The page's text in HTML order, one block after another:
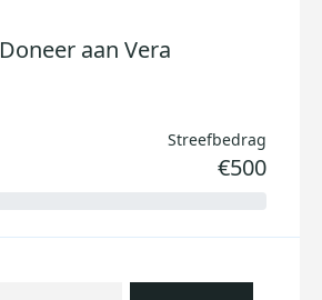
Doneer aan Vera
Streefbedrag
€500